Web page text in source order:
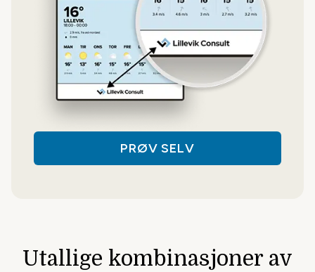
Viser nyheter om økonomi og
næringsliv fra nettavisen E24.
... og flere
PRØV SELV
Utallige kombinasjoner av